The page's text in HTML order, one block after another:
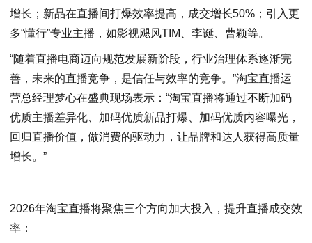
增长；新品在直播间打爆效率提高，成交增长50%；引入更
多“懂行”专业主播，如影视飓风TIM、李诞、曹颖等。
“随着直播电商迈向规范发展新阶段，行业治理体系逐渐完
善，未来的直播竞争，是信任与效率的竞争。”淘宝直播运
营总经理梦心在盛典现场表示：“淘宝直播将通过不断加码
优质主播差异化、加码优质新品打爆、加码优质内容曝光，
回归直播价值，做消费的驱动力，让品牌和达人获得高质量
增长。”
2026年淘宝直播将聚焦三个方向加大投入，提升直播成交效
率：